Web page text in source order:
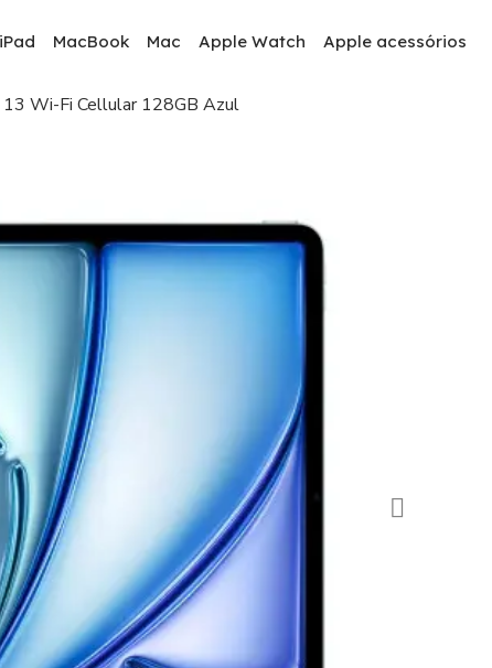
iPad MacBook Mac Apple Watch Apple acessórios
13 Wi-Fi Cellular 128GB Azul